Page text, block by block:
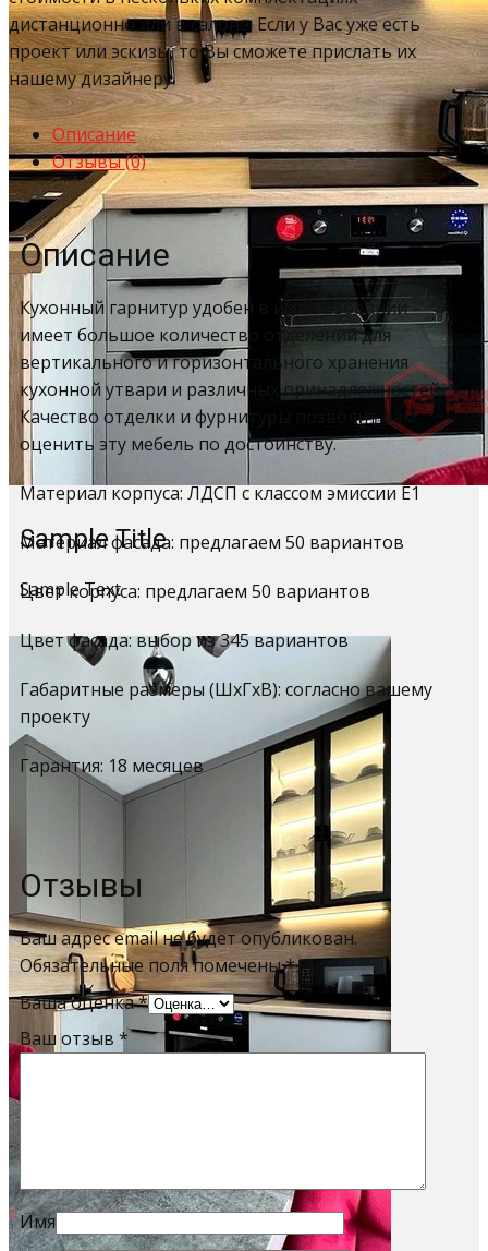
Sample Title
Sample Text
дистанционно или в салоне. Если у Вас уже есть
проект или эскизы, то Вы сможете прислать их
нашему дизайнеру.
Описание
Отзывы (0)
Описание
Кухонный гарнитур удобен в использовании –
имеет большое количество отделений для
вертикального и горизонтального хранения
кухонной утвари и различных принадлежностей.
Качество отделки и фурнитуры позволит вам
оценить эту мебель по достоинству.
Материал корпуса: ЛДСП с классом эмиссии Е1
Материал фасада: предлагаем 50 вариантов
Цвет корпуса: предлагаем 50 вариантов
Цвет фасада: выбор из 345 вариантов
Габаритные размеры (ШхГхВ): согласно вашему
проекту
Гарантия: 18 месяцев
Отзывы
Ваш адрес email не будет опубликован.
Обязательные поля помечены*
Ваша оценка*
Ваш отзыв *
Имя